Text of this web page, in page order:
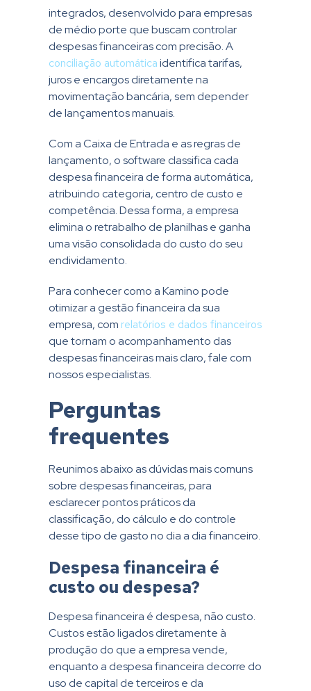
integrados, desenvolvido para empresas
de médio porte que buscam controlar
despesas financeiras com precisão. A
conciliação automáticaidentifica tarifas,
juros e encargos diretamente na
movimentação bancária, sem depender
de lançamentos manuais.
Com a Caixa de Entrada e as regras de
lançamento, o software classifica cada
despesa financeira de forma automática,
atribuindo categoria, centro de custo e
competência. Dessa forma, a empresa
elimina o retrabalho de planilhas e ganha
uma visão consolidada do custo do seu
endividamento.
Para conhecer como a Kamino pode
otimizar a gestão financeira da sua
empresa, com relatórios e dados financeiros
que tornam o acompanhamento das
despesas financeiras mais claro, fale com
nossos especialistas.
Perguntas
frequentes
Reunimos abaixo as dúvidas mais comuns
sobre despesas financeiras, para
esclarecer pontos práticos da
classificação, do cálculo e do controle
desse tipo de gasto no dia a dia financeiro.
Despesa financeira é
custo ou despesa?
Despesa financeira é despesa, não custo.
Custos estão ligados diretamente à
produção do que a empresa vende,
enquanto a despesa financeira decorre do
uso de capital de terceiros e da